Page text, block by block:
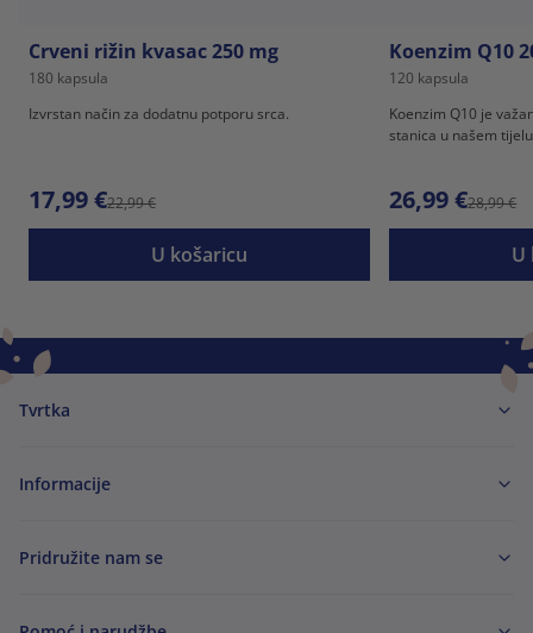
Crveni rižin kvasac 250 mg
180 kapsula
Izvrstan način za dodatnu potporu srca.
17,99 €22,99 €
U košaricu
Koenzim Q10
120 kapsula
Koenzim Q10 je
stanica u našem
26,99 €28,99 €
U
Tvrtka
Informacije
Pridružite nam se